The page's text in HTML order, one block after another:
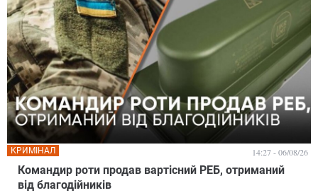
Командир роти продав вартісний РЕБ, отриманий
від благодійників
КРИМІНАЛ 14:27 - 06/08/26